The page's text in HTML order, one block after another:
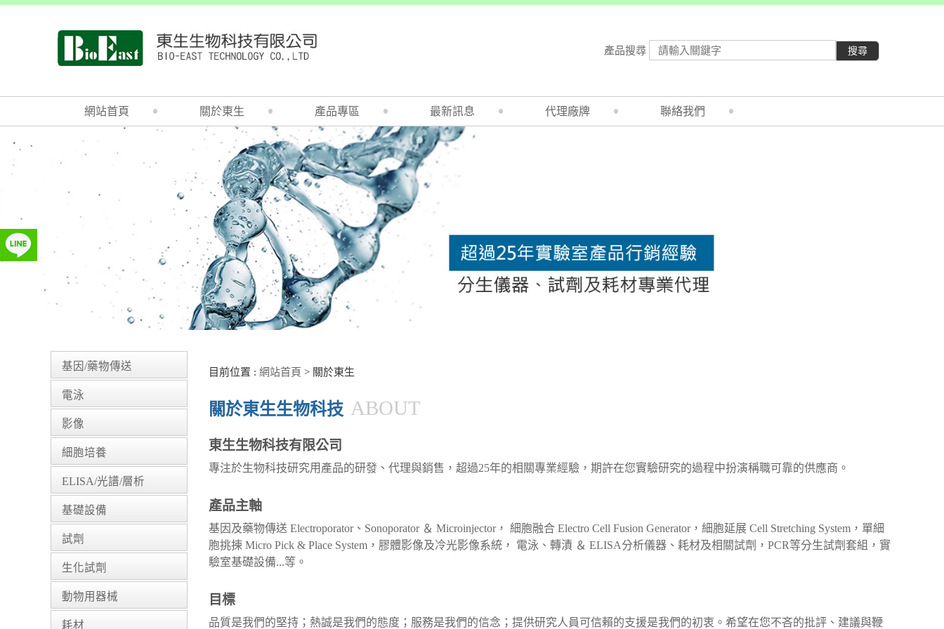
產品搜尋 搜尋
網站首頁 關於東生 產品專區 最新訊息 代理廠牌 聯絡我們
基因/藥物傳送
電泳
影像
細胞培養
ELISA/光譜/層析
基礎設備
試劑
生化試劑
動物用器械
耗材
目前位置 : 網站首頁 > 關於東生
關於東生生物科技 ABOUT
東生生物科技有限公司
專注於生物科技研究用產品的研發、代理與銷售，超過25年的相關專業經驗，期許在您實驗研究的過程中扮演稱職可靠的供應商。
產品主軸
基因及藥物傳送 Electroporator、Sonoporator ＆ Microinjector， 細胞融合 Electro Cell Fusion Generator，細胞延展 Cell Stretching System，單細
胞挑揀 Micro Pick & Place System，膠體影像及冷光影像系統， 電泳、轉漬 ＆ ELISA分析儀器、耗材及相關試劑，PCR等分生試劑套組，實
驗室基礎設備...等。
目標
品質是我們的堅持；熱誠是我們的態度；服務是我們的信念；提供研究人員可信賴的支援是我們的初衷。希望在您不吝的批評、建議與鞭